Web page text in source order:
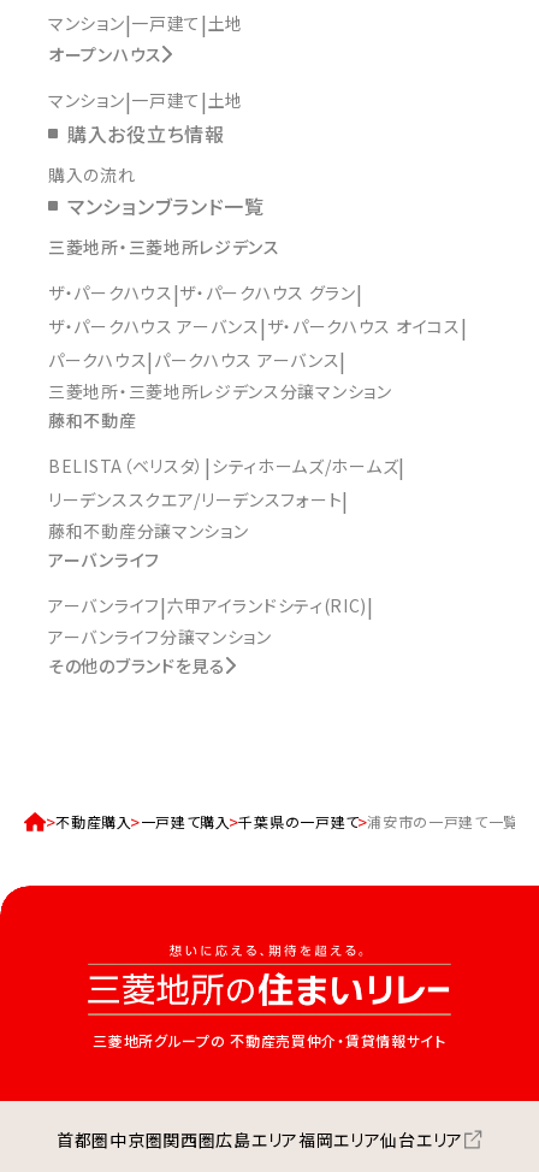
マンション 一戸建て 土地
オープンハウス
マンション 一戸建て 土地
購入お役立ち情報
購入の流れ
マンションブランド一覧
三菱地所・三菱地所レジデンス
ザ・パークハウス ザ・パークハウス グラン
ザ・パークハウス アーバンス ザ・パークハウス オイコス
パークハウス パークハウス アーバンス
三菱地所・三菱地所レジデンス分譲マンション
藤和不動産
BELISTA（ベリスタ） シティホームズ/ホームズ
リーデンススクエア/リーデンスフォート
藤和不動産分譲マンション
アーバンライフ
アーバンライフ 六甲アイランドシティ(RIC)
アーバンライフ分譲マンション
その他のブランドを見る
不動産購入 一戸建て購入 千葉県の一戸建て 浦安市の一戸建て一覧
三菱地所グループの 不動産売買仲介・賃貸情報サイト
首都圏中京圏関西圏広島エリア福岡エリア仙台エリア